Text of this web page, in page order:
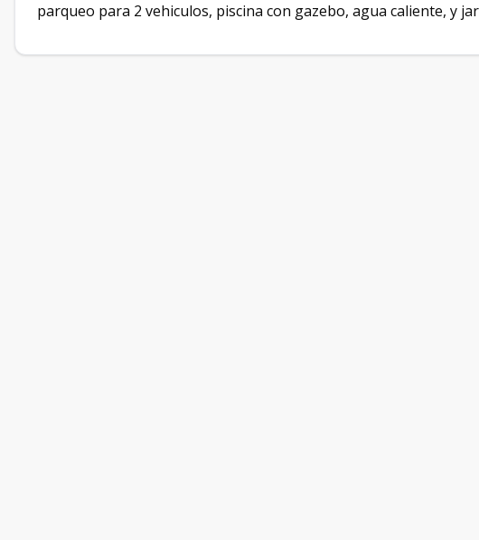
parqueo para 2 vehiculos, piscina con gazebo, agua caliente, y